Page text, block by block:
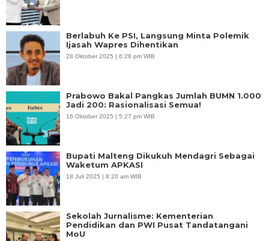
Berlabuh Ke PSI, Langsung Minta Polemik
Ijasah Wapres Dihentikan
28 Oktober 2025 | 6:28 pm WIB
Prabowo Bakal Pangkas Jumlah BUMN 1.000
Jadi 200: Rasionalisasi Semua!
16 Oktober 2025 | 5:27 pm WIB
Bupati Malteng Dikukuh Mendagri Sebagai
Waketum APKASI
18 Juli 2025 | 8:20 am WIB
Sekolah Jurnalisme: Kementerian
Pendidikan dan PWI Pusat Tandatangani
MoU